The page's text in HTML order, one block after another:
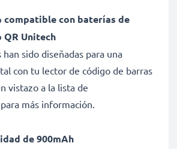
compatible con baterías de
Unitech
sido diseñadas para una
con tu lector de código de barras
vistazo a la lista de
más información.
de 900mAh